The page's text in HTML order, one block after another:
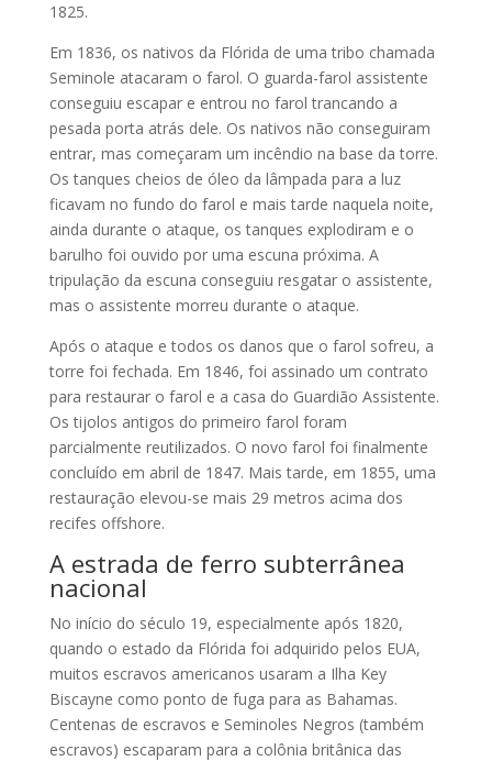
1825.
Em 1836, os nativos da Flórida de uma tribo chamada
Seminole atacaram o farol. O guarda-farol assistente
conseguiu escapar e entrou no farol trancando a
pesada porta atrás dele. Os nativos não conseguiram
entrar, mas começaram um incêndio na base da torre.
Os tanques cheios de óleo da lâmpada para a luz
ficavam no fundo do farol e mais tarde naquela noite,
ainda durante o ataque, os tanques explodiram e o
barulho foi ouvido por uma escuna próxima. A
tripulação da escuna conseguiu resgatar o assistente,
mas o assistente morreu durante o ataque.
Após o ataque e todos os danos que o farol sofreu, a
torre foi fechada. Em 1846, foi assinado um contrato
para restaurar o farol e a casa do Guardião Assistente.
Os tijolos antigos do primeiro farol foram
parcialmente reutilizados. O novo farol foi finalmente
concluído em abril de 1847. Mais tarde, em 1855, uma
restauração elevou-se mais 29 metros acima dos
recifes offshore.
A estrada de ferro subterrânea
nacional
No início do século 19, especialmente após 1820,
quando o estado da Flórida foi adquirido pelos EUA,
muitos escravos americanos usaram a Ilha Key
Biscayne como ponto de fuga para as Bahamas.
Centenas de escravos e Seminoles Negros (também
escravos) escaparam para a colônia britânica das